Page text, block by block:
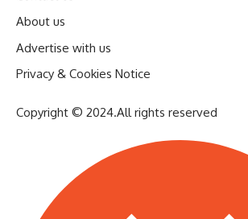
About us
Advertise with us
Privacy & Cookies Notice
Copyright © 2024.All rights reserved